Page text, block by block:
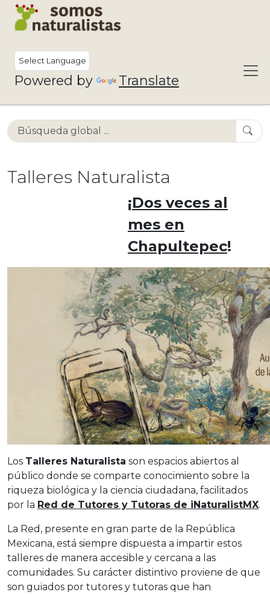
Powered by Translate
Talleres Naturalista
¡Dos veces al
mes en
Chapultepec!
Los Talleres Naturalista son espacios abiertos al
público donde se comparte conocimiento sobre la
riqueza biológica y la ciencia ciudadana, facilitados
por la Red de Tutores y Tutoras de iNaturalistMX.
La Red, presente en gran parte de la República
Mexicana, está siempre dispuesta a impartir estos
talleres de manera accesible y cercana a las
comunidades. Su carácter distintivo proviene de que
son guiados por tutores y tutoras que han